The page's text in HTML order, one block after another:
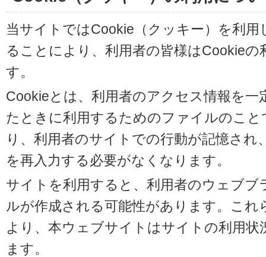
当サイトではCookie（クッキー）を利
ることにより、利用者の皆様はCookie
す。
Cookieとは、利用者のアクセス情報を
たときに利用するためのファイルのこ
り、利用者のサイトでの行動が記憶さ
を再入力する必要がなくなります。
サイトを利用すると、利用者のウェブ
ルが作成される可能性があります。こ
より、本ウェブサイトはサイトの利用
ます。